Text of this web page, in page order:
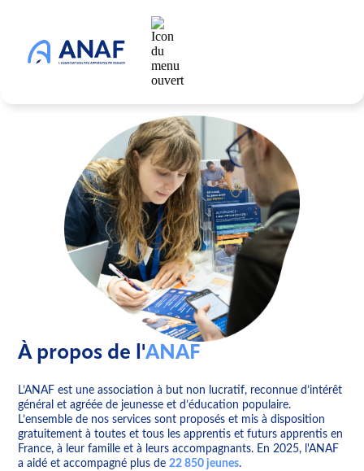
À propos de l'ANAF
L’ANAF est une association à but non lucratif, reconnue d’intérêt
général et agréée de jeunesse et d’éducation populaire.
L’ensemble de nos services sont proposés et mis à disposition
gratuitement à toutes et tous les apprentis et futurs apprentis en
France, à leur famille et à leurs accompagnants. En 2025, l'ANAF
a aidé et accompagné plus de22 850 jeunes.